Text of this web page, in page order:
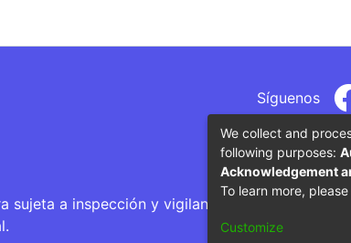
Síguenos
a inspección y vigilancia por parte del
We collect and
following purposes:
Acknowledgement
To learn more,
Customize